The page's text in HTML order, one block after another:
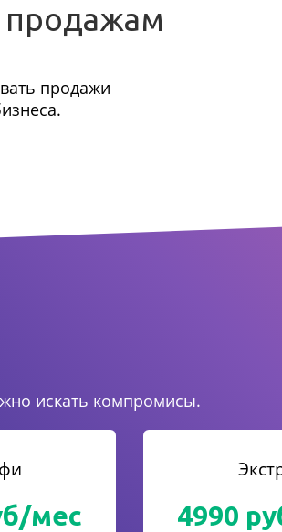
продажи
искать компромисы.
мес 4990